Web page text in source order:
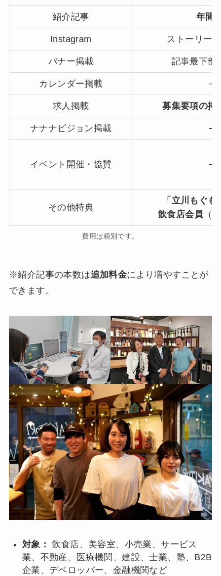
紹介記事 年間
Instagram ストーリー
バナー掲載 記事最下部
カレンダー掲載 ─
求人掲載 募集要項の掲
ナナナビジョン掲載 ─
イベント開催・協賛 ─
その他特典
「立川もぐ
飲食店会員 （
費用は税別です。
※紹介記事の本数は追加料金により増やすことが
できます。
対象： 飲食店、美容室、小売業、サービス
業、不動産、医療機関、建設、士業、塾、B2B
企業、デベロッパー、金融機関など